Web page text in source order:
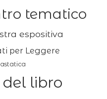
tematico
espositiva
per Leggere
del libro